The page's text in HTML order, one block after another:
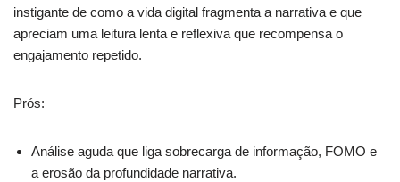
instigante de como a vida digital fragmenta a narrativa e que
apreciam uma leitura lenta e reflexiva que recompensa o
engajamento repetido.
Prós:
Análise aguda que liga sobrecarga de informação, FOMO e
a erosão da profundidade narrativa.